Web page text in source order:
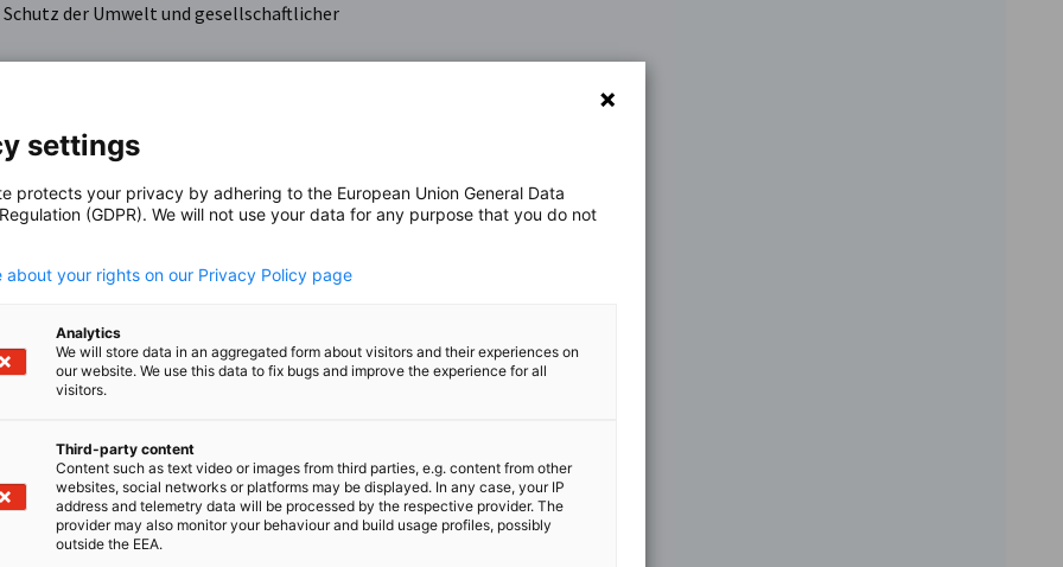
der Umwelt und gesellschaftlicher
Materials, Industrial Solutions, Surface
Solutions.
In- und Ausland bei, indem sie Produkte und Lösungen
Rheinland-Pfalz)
settings
protects your privacy by adhering to the European Union General Data
(GDPR). We will not use your data for any purpose that you do not
about your rights on our Privacy Policy page
Analytics
We will store data in an aggregated form about visitors and their experiences on
our website. We use this data to fix bugs and improve the experience for all
visitors.
Third-party content
Content such as text video or images from third parties, e.g. content from other
websites, social networks or platforms may be displayed. In any case, your IP
address and telemetry data will be processed by the respective provider. The
provider may also monitor your behaviour and build usage profiles, possibly
outside the EEA.